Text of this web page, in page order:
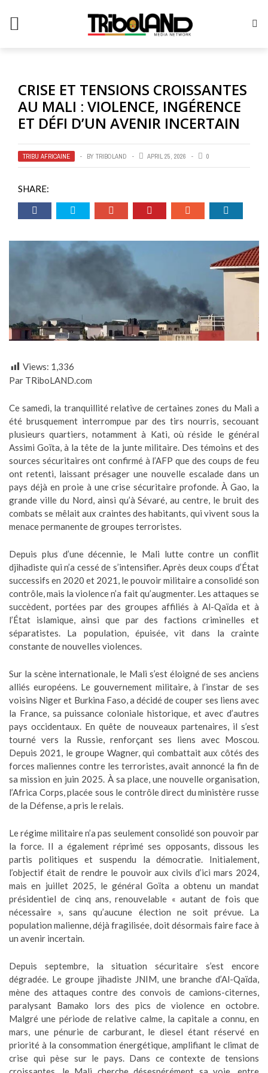
CRISE ET TENSIONS CROISSANTES
AU MALI : VIOLENCE, INGÉRENCE
ET DÉFI D’UN AVENIR INCERTAIN
TRIBU AFRICAINE BY TRIBOLAND APRIL 25, 2026 0
SHARE:
Views: 1,336
Par TRiboLAND.com
Ce samedi, la tranquillité relative de certaines zones du Mali a
été brusquement interrompue par des tirs nourris, secouant
plusieurs quartiers, notamment à Kati, où réside le général
Assimi Goïta, à la tête de la junte militaire. Des témoins et des
sources sécuritaires ont confirmé à l’AFP que des coups de feu
ont retenti, laissant présager une nouvelle escalade dans un
pays déjà en proie à une crise sécuritaire profonde. À Gao, la
grande ville du Nord, ainsi qu’à Sévaré, au centre, le bruit des
combats se mêlait aux craintes des habitants, qui vivent sous la
menace permanente de groupes terroristes.
Depuis plus d’une décennie, le Mali lutte contre un conflit
djihadiste qui n’a cessé de s’intensifier. Après deux coups d’État
successifs en 2020 et 2021, le pouvoir militaire a consolidé son
contrôle, mais la violence n’a fait qu’augmenter. Les attaques se
succèdent, portées par des groupes affiliés à Al-Qaïda et à
l’État islamique, ainsi que par des factions criminelles et
séparatistes. La population, épuisée, vit dans la crainte
constante de nouvelles violences.
Sur la scène internationale, le Mali s’est éloigné de ses anciens
alliés européens. Le gouvernement militaire, à l’instar de ses
voisins Niger et Burkina Faso, a décidé de couper ses liens avec
la France, sa puissance coloniale historique, et avec d’autres
pays occidentaux. En quête de nouveaux partenaires, il s’est
tourné vers la Russie, renforçant ses liens avec Moscou.
Depuis 2021, le groupe Wagner, qui combattait aux côtés des
forces maliennes contre les terroristes, avait annoncé la fin de
sa mission en juin 2025. À sa place, une nouvelle organisation,
l’Africa Corps, placée sous le contrôle direct du ministère russe
de la Défense, a pris le relais.
Le régime militaire n’a pas seulement consolidé son pouvoir par
la force. Il a également réprimé ses opposants, dissous les
partis politiques et suspendu la démocratie. Initialement,
l’objectif était de rendre le pouvoir aux civils d’ici mars 2024,
mais en juillet 2025, le général Goïta a obtenu un mandat
présidentiel de cinq ans, renouvelable « autant de fois que
nécessaire », sans qu’aucune élection ne soit prévue. La
population malienne, déjà fragilisée, doit désormais faire face à
un avenir incertain.
Depuis septembre, la situation sécuritaire s’est encore
dégradée. Le groupe jihadiste JNIM, une branche d’Al-Qaïda,
mène des attaques contre des convois de camions-citernes,
paralysant Bamako lors des pics de violence en octobre.
Malgré une période de relative calme, la capitale a connu, en
mars, une pénurie de carburant, le diesel étant réservé en
priorité à la consommation énergétique, amplifiant le climat de
crise qui pèse sur le pays. Dans ce contexte de tensions